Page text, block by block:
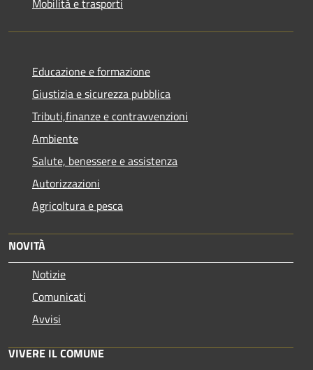
Educazione e formazione
Giustizia e sicurezza pubblica
Tributi,finanze e contravvenzioni
Ambiente
Salute, benessere e assistenza
Autorizzazioni
Agricoltura e pesca
NOVITÀ
Notizie
Comunicati
Avvisi
VIVERE IL COMUNE